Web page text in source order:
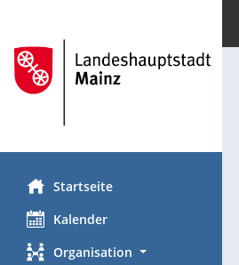
Startseite
Kalender
Organisation